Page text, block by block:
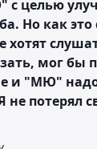
с целью
Но как это
хотят
мог бы
и "МЮ" надо
не потерял